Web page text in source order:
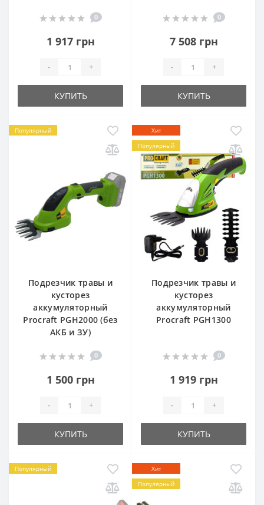
0
1 917 грн
- +
КУПИТЬ
0
7 508 грн
- +
КУПИТЬ
Популярный
Подрезчик травы и
кусторез
аккумуляторный
Procraft PGH2000 (без
АКБ и ЗУ)
0
1 500 грн
- +
КУПИТЬ
Хит
Популярный
Подрезчик травы и
кусторез
аккумуляторный
Procraft PGH1300
0
1 919 грн
- +
КУПИТЬ
Популярный
Хит
Популярный